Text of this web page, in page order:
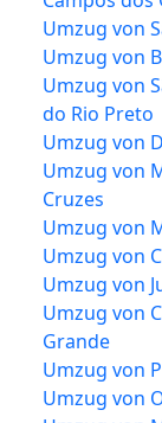
Umzug von
Umzug von
Umzug von
do Rio Preto
Umzug von
Umzug von
Cruzes
Umzug von
Umzug von
Umzug von
Umzug von
Grande
Umzug von
Umzug von